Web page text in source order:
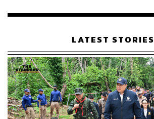
เรือนไทยที่ถูกซุกไว้
LATEST STORIES